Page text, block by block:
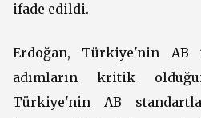
ifade edildi.
Erdoğan, Türkiye'nin
adımların kritik
Türkiye'nin AB